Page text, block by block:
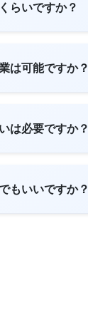
らいですか？
は可能ですか？
は必要ですか？
もいいですか？